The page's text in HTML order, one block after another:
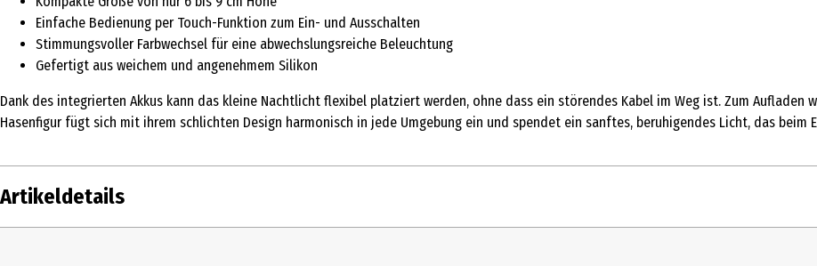
Einfache Bedienung per Touch-Funktion zum Ein- und Ausschalten
Stimmungsvoller Farbwechsel für eine abwechslungsreiche Beleuchtung
Gefertigt aus weichem und angenehmem Silikon
Dank des integrierten Akkus kann das kleine Nachtlicht flexibel platziert werden, ohne dass ein störendes Kabel im Weg ist. Zum
Hasenfigur fügt sich mit ihrem schlichten Design harmonisch in jede Umgebung ein und spendet ein sanftes, beruhigendes Licht, das beim
Artikeldetails